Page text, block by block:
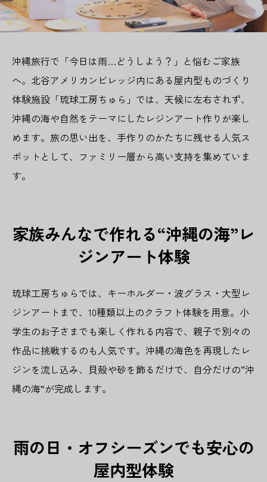
沖縄旅行で「今日は雨…どうしよう？」と悩むご家族
へ。北谷アメリカンビレッジ内にある屋内型ものづくり
体験施設「琉球工房ちゅら」では、天候に左右されず、
沖縄の海や自然をテーマにしたレジンアート作りが楽し
めます。旅の思い出を、手作りのかたちに残せる人気ス
ポットとして、ファミリー層から高い支持を集めていま
す。
家族みんなで作れる“沖縄の海”レ
ジンアート体験
琉球工房ちゅらでは、キーホルダー・波グラス・大型レ
ジンアートまで、10種類以上のクラフト体験を用意。小
学生のお子さまでも楽しく作れる内容で、親子で別々の
作品に挑戦するのも人気です。沖縄の海色を再現したレ
ジンを流し込み、貝殻や砂を飾るだけで、自分だけの“沖
縄の海”が完成します。
雨の日・オフシーズンでも安心の
屋内型体験